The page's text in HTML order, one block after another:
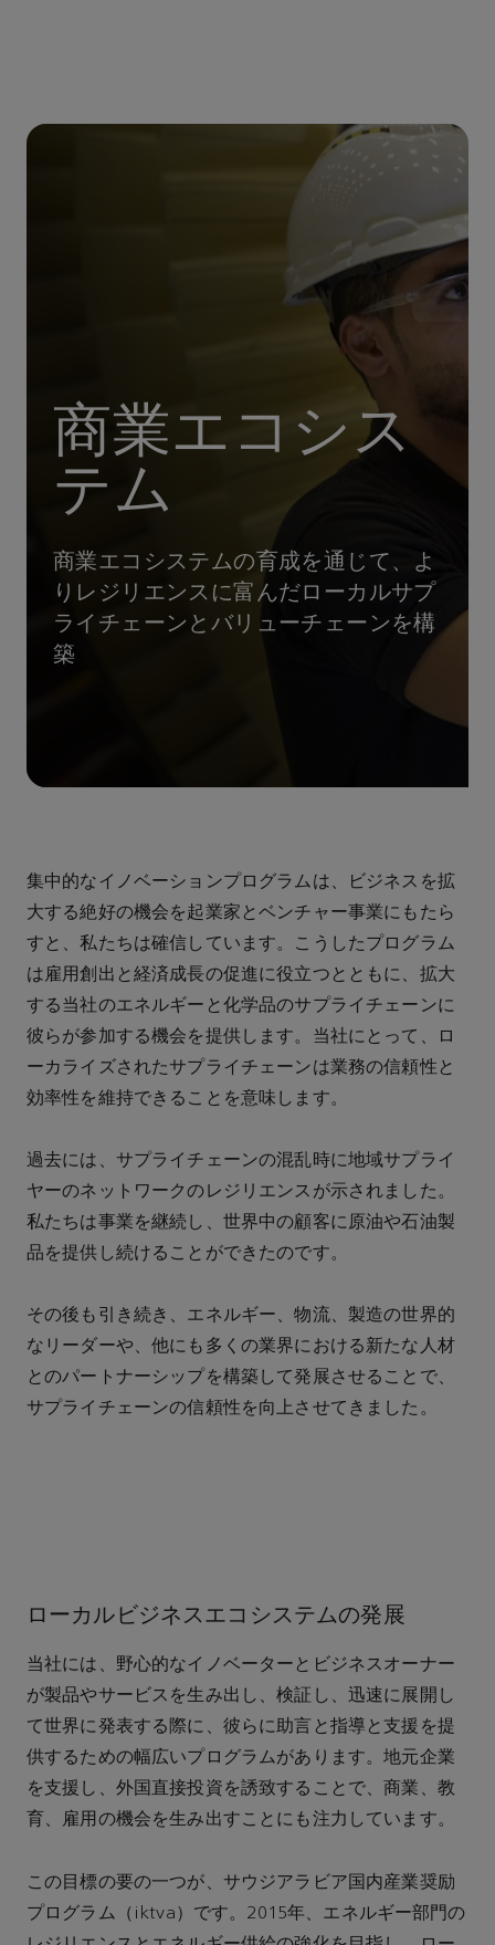
商業エコシス
テム
商業エコシステムの育成を通じて、よ
りレジリエンスに富んだローカルサプ
ライチェーンとバリューチェーンを構
築
集中的なイノベーションプログラムは、ビジネスを拡
大する絶好の機会を起業家とベンチャー事業にもたら
すと、私たちは確信しています。こうしたプログラム
は雇用創出と経済成長の促進に役立つとともに、拡大
する当社のエネルギーと化学品のサプライチェーンに
彼らが参加する機会を提供します。当社にとって、ロ
ーカライズされたサプライチェーンは業務の信頼性と
効率性を維持できることを意味します。
過去には、サプライチェーンの混乱時に地域サプライ
ヤーのネットワークのレジリエンスが示されました。
私たちは事業を継続し、世界中の顧客に原油や石油製
品を提供し続けることができたのです。
その後も引き続き、エネルギー、物流、製造の世界的
なリーダーや、他にも多くの業界における新たな人材
とのパートナーシップを構築して発展させることで、
サプライチェーンの信頼性を向上させてきました。
ローカルビジネスエコシステムの発展
当社には、野心的なイノベーターとビジネスオーナー
が製品やサービスを生み出し、検証し、迅速に展開し
て世界に発表する際に、彼らに助言と指導と支援を提
供するための幅広いプログラムがあります。地元企業
を支援し、外国直接投資を誘致することで、商業、教
育、雇用の機会を生み出すことにも注力しています。
この目標の要の一つが、サウジアラビア国内産業奨励
プログラム（iktva）です。2015年、エネルギー部門の